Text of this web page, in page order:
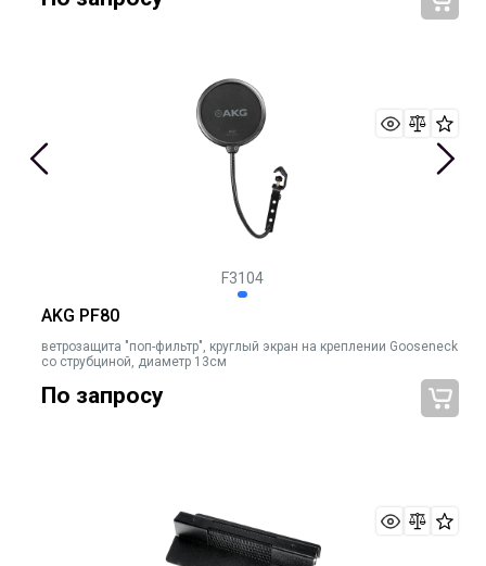
F3104
AKG PF80
ветрозащита "поп-фильтр", круглый экран на креплении Gooseneck
со струбциной, диаметр 13см
По запросу